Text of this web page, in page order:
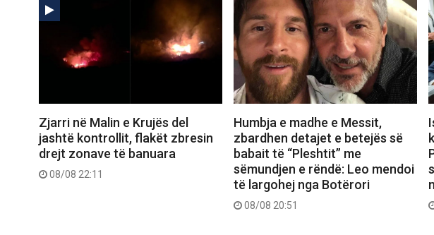
Zjarri në Malin e Krujës del
jashtë kontrollit, flakët zbresin
drejt zonave të banuara
08/08 22:11
Humbja e madhe e Messit,
zbardhen detajet e betejës së
babait të “Pleshtit” me
sëmundjen e rëndë: Leo mendoi
të largohej nga Botërori
08/08 20:51